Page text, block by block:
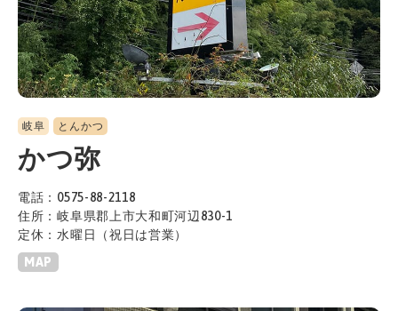
岐阜 とんかつ
かつ弥
電話：0575-88-2118
住所：岐阜県郡上市大和町河辺830-1
定休：水曜日（祝日は営業）
MAP